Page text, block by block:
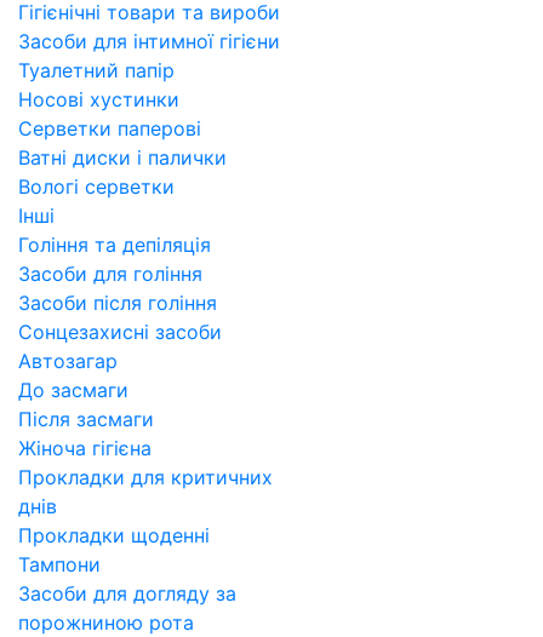
Гігієнічні товари та вироби
Засоби для інтимної гігієни
Туалетний папір
Носові хустинки
Серветки паперові
Ватні диски і палички
Вологі серветки
Інші
Гоління та депіляція
Засоби для гоління
Засоби після гоління
Сонцезахисні засоби
Автозагар
До засмаги
Після засмаги
Жіноча гігієна
Прокладки для критичних
днів
Прокладки щоденні
Тампони
Засоби для догляду за
порожниною рота